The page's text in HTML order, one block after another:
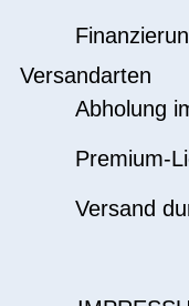
Versandarten
Abholung
Premium-
Versand